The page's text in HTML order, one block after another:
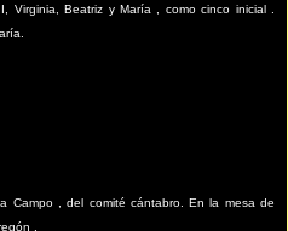
Virginia, Beatriz y María , como cinco inicial .
Campo , del comité cántabro. En la mesa de
.